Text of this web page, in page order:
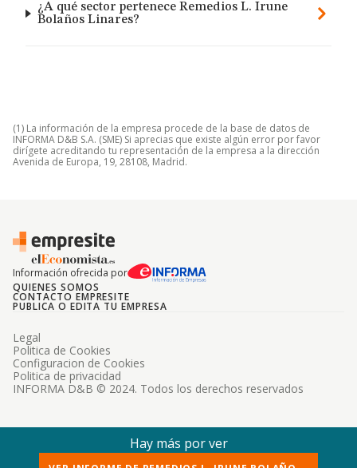
¿A qué sector pertenece Remedios L. Irune
Bolaños Linares?
(1) La información de la empresa procede de la base de datos de
INFORMA D&B S.A. (SME) Si aprecias que existe algún error por favor
dirígete acreditando tu representación de la empresa a la dirección
Avenida de Europa, 19, 28108, Madrid.
Información ofrecida por
QUIENES SOMOS
CONTACTO EMPRESITE
PUBLICA O EDITA TU EMPRESA
INFORMA D&B © 2024. Todos los derechos reservados
Legal
Politica de Cookies
Configuracion de Cookies
Politica de privacidad
Hay más por ver